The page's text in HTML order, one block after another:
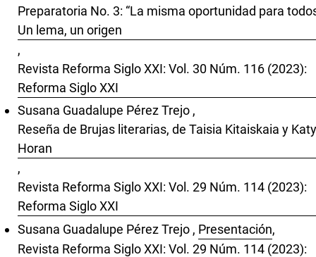
Preparatoria No. 3: “La misma oportunidad para
Un lema, un origen
,
Revista Reforma Siglo XXI: Vol. 30 Núm. 116 (2023):
Reforma Siglo XXI
Susana Guadalupe Pérez Trejo ,
Reseña de Brujas literarias, de Taisia Kitaiskaia y Katy
Horan
,
Revista Reforma Siglo XXI: Vol. 29 Núm. 114 (2023):
Reforma Siglo XXI
Susana Guadalupe Pérez Trejo , Presentación,
Revista Reforma Siglo XXI: Vol. 29 Núm. 114 (2023):